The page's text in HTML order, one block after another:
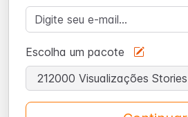
Escolha um pacote